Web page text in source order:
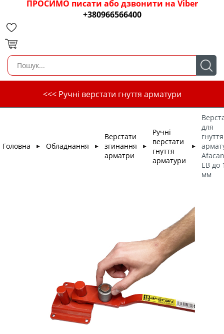
ПРОСИМО писати або дзвонити на Viber
+380966566400
<<< Ручні верстати гнуття арматури
Головна ► Обладнання ►
Верстати
згинання
арматри
►
Ручні
верстати
гнуття
арматури
►
для
гнуття
ЕВ до
мм